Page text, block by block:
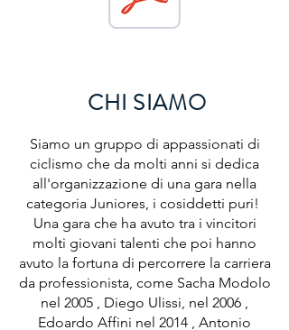
CHI SIAMO
Siamo un gruppo di appassionati di
ciclismo che da molti anni si dedica
all'organizzazione di una gara nella
categoria Juniores, i cosiddetti puri!
Una gara che ha avuto tra i vincitori
molti giovani talenti che poi hanno
avuto la fortuna di percorrere la carriera
da professionista, come Sacha Modolo
nel 2005 , Diego Ulissi, nel 2006 ,
Edoardo Affini nel 2014 , Antonio